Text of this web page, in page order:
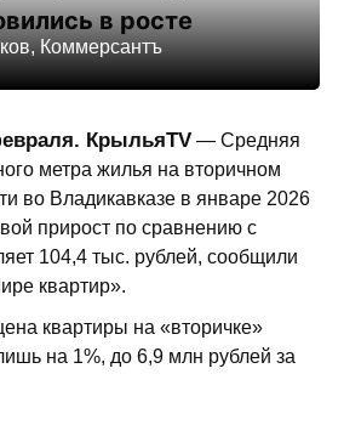
в росте
Коммерсантъ
КрыльяTV — Средняя
метра жилья на вторичном
во Владикавказе в январе 2026
прирост по сравнению с
104,4 тыс. рублей, сообщили
квартир».
квартиры на «вторичке»
на 1%, до 6,9 млн рублей за